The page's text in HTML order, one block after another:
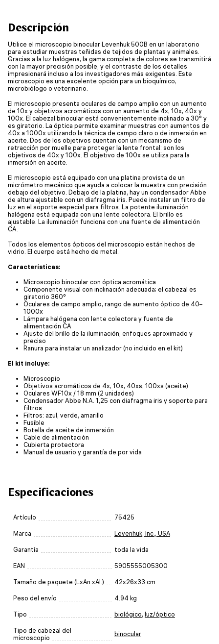
Descripción
Utilice el microscopio binocular Levenhuk 500B en un laboratorio
para estudiar muestras teñidas de tejidos de plantas y animales.
Gracias a la luz halógena, la gama completa de colores se transmitirá
con la mayor precisión posible, y el contraste de los detalles
impresionará incluso a los investigadores más exigentes. Este
microscopio es una excelente opción para un bioquímico,
microbiólogo o veterinario.
El microscopio presenta oculares de campo amplio con un aumento
de 10x y objetivos acromáticos con un aumento de 4x, 10x, 40x y
100x. El cabezal binocular está convenientemente inclinado a 30° y
es giratorio. La óptica permite examinar muestras con aumentos de
40x a 1000x utilizando la técnica de campo claro o de inmersión en
aceite. Dos de los objetivos cuentan con un mecanismo de
retracción por muelle para proteger la lente frontal: son los
objetivos de 40x y 100x. El objetivo de 100x se utiliza para la
inmersión en aceite.
El microscopio está equipado con una platina provista de un
micrómetro mecánico que ayuda a colocar la muestra con precisión
debajo del objetivo. Debajo de la platina, hay un condensador Abbe
de altura ajustable con un diafragma iris. Puede instalar un filtro de
luz en el soporte especial para filtros. La potente iluminación
halógena está equipada con una lente colectora. El brillo es
ajustable. La iluminación funciona con una fuente de alimentación
CA.
Todos los elementos ópticos del microscopio están hechos de
vidrio. El cuerpo está hecho de metal.
Características:
Microscopio binocular con óptica acromática
Componente visual con inclinación adecuada; el cabezal es
giratorio 360°
Oculares de campo amplio, rango de aumento óptico de 40–
1000x
Lámpara halógena con lente colectora y fuente de
alimentación CA
Ajuste del brillo de la iluminación, enfoques aproximado y
preciso
Ranura para instalar un analizador (no incluido en el kit)
El kit incluye:
Microscopio
Objetivos acromáticos de 4x, 10x, 40xs, 100xs (aceite)
Oculares WF10x / 18 mm (2 unidades)
Condensador Abbe N.A. 1,25 con diafragma iris y soporte para
filtros
Filtros: azul, verde, amarillo
Fusible
Botella de aceite de inmersión
Cable de alimentación
Cubierta protectora
Manual de usuario y garantía de por vida
Especificaciones
Artículo 75425
Marca Levenhuk, Inc., USA
Garantía toda la vida
EAN 5905555005300
Tamaño de paquete (LxAn.xAl.) 42x26x33 cm
Peso del envío 4.94 kg
Tipo biológico, luz/óptico
Tipo de cabezal del
microscopio
binocular